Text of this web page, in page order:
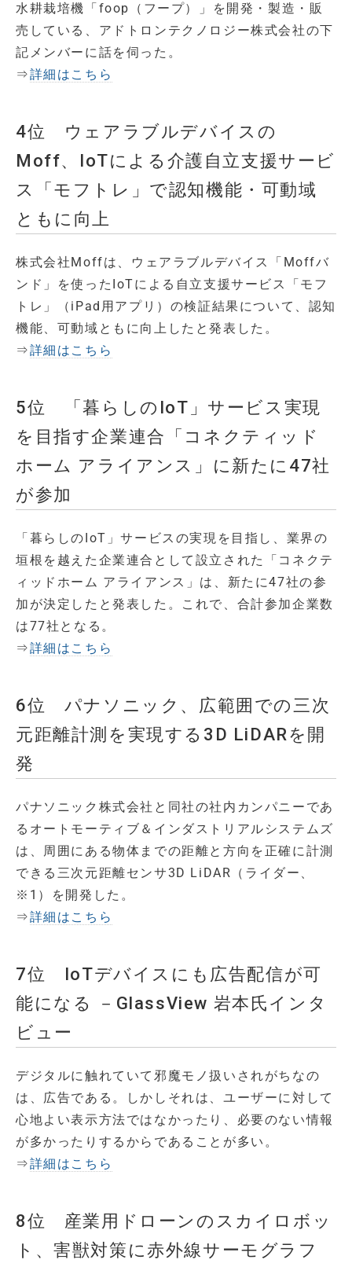
水耕栽培機「foop（フープ）」を開発・製造・販
売している、アドトロンテクノロジー株式会社の下
記メンバーに話を伺った。
⇒詳細はこちら
4位 ウェアラブルデバイスの
Moff、IoTによる介護自立支援サービ
ス「モフトレ」で認知機能・可動域
ともに向上
株式会社Moffは、ウェアラブルデバイス「Moffバ
ンド」を使ったIoTによる自立支援サービス「モフ
トレ」（iPad用アプリ）の検証結果について、認知
機能、可動域ともに向上したと発表した。
⇒詳細はこちら
5位 「暮らしのIoT」サービス実現
を目指す企業連合「コネクティッド
ホーム アライアンス」に新たに47社
が参加
「暮らしのIoT」サービスの実現を目指し、業界の
垣根を越えた企業連合として設立された「コネクテ
ィッドホーム アライアンス」は、新たに47社の参
加が決定したと発表した。これで、合計参加企業数
は77社となる。
⇒詳細はこちら
6位 パナソニック、広範囲での三次
元距離計測を実現する3D LiDARを開
発
パナソニック株式会社と同社の社内カンパニーであ
るオートモーティブ＆インダストリアルシステムズ
は、周囲にある物体までの距離と方向を正確に計測
できる三次元距離センサ3D LiDAR（ライダー、
※1）を開発した。
⇒詳細はこちら
7位 IoTデバイスにも広告配信が可
能になる －GlassView 岩本氏インタ
ビュー
デジタルに触れていて邪魔モノ扱いされがちなの
は、広告である。しかしそれは、ユーザーに対して
心地よい表示方法ではなかったり、必要のない情報
が多かったりするからであることが多い。
⇒詳細はこちら
8位 産業用ドローンのスカイロボッ
ト、害獣対策に赤外線サーモグラフ